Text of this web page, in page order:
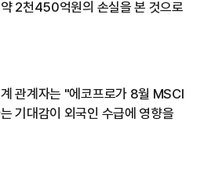
2천450억원의 손실을 본 것으로
관계자는 "에코프로가 8월 MSCI
기대감이 외국인 수급에 영향을